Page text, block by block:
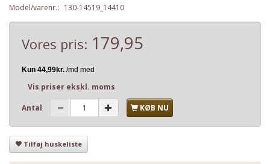
Model/varenr.: 130-14519_14410
Vores pris: 179,95
Vis priser ekskl. moms
Antal KØB NU
Tilføj huskeliste